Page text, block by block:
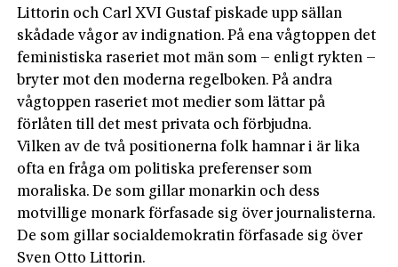
Littorin och Carl XVI Gustaf piskade upp sällan
skådade vågor av indignation. På ena vågtoppen det
feministiska raseriet mot män som – enligt rykten –
bryter mot den moderna regelboken. På andra
vågtoppen raseriet mot medier som lättar på
förlåten till det mest privata och förbjudna.
Vilken av de två positionerna folk hamnar i är lika
ofta en fråga om politiska preferenser som
moraliska. De som gillar monarkin och dess
motvillige monark förfasade sig över journalisterna.
De som gillar socialdemokratin förfasade sig över
Sven Otto Littorin.